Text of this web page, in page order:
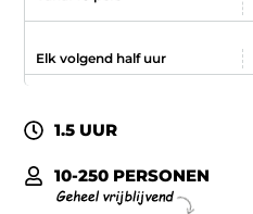
Elk volgend half uur
1.5 UUR
10-250 PERSONEN